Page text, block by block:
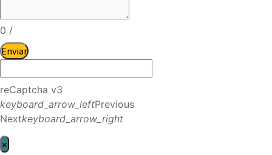
0 /
Enviar
reCaptcha v3
keyboard_arrow_leftPrevious
Nextkeyboard_arrow_right
×